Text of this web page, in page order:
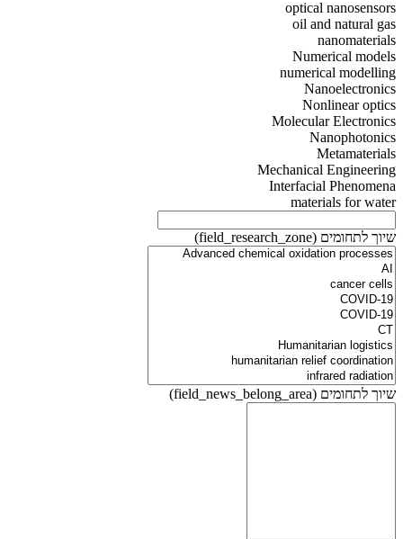
optical nanosensors
oil and natural gas
nanomaterials
Numerical models
numerical modelling
Nanoelectronics
Nonlinear optics
Molecular Electronics
Nanophotonics
Metamaterials
Mechanical Engineering
Interfacial Phenomena
materials for water
שיוך לתחומים (field_research_zone)
שיוך לתחומים (field_news_belong_area)